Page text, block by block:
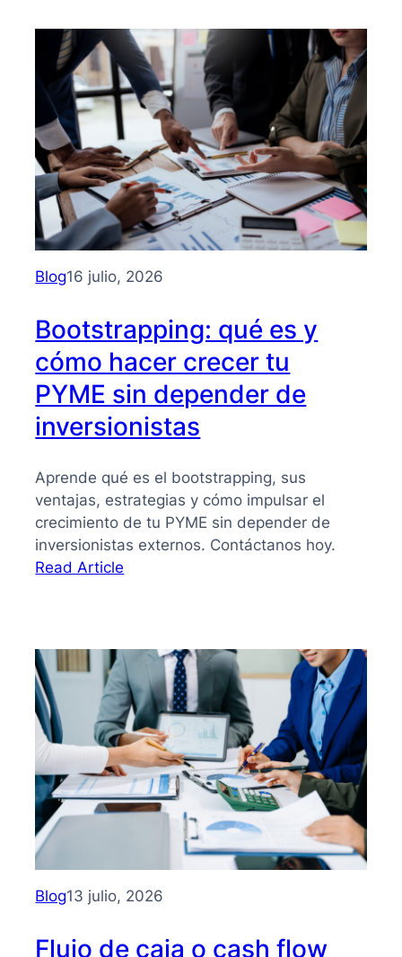
–
Edición
Pádel
Empresarial
Blog16 julio, 2026
Bootstrapping: qué es y
cómo hacer crecer tu
PYME sin depender de
inversionistas
Aprende qué es el bootstrapping, sus
ventajas, estrategias y cómo impulsar el
crecimiento de tu PYME sin depender de
inversionistas externos. Contáctanos hoy.
Read Article
y
cómo
hacer
crecer
tu
PYME
sin
depender
inversionistas
Blog13 julio, 2026
Flujo de caja o cash flow